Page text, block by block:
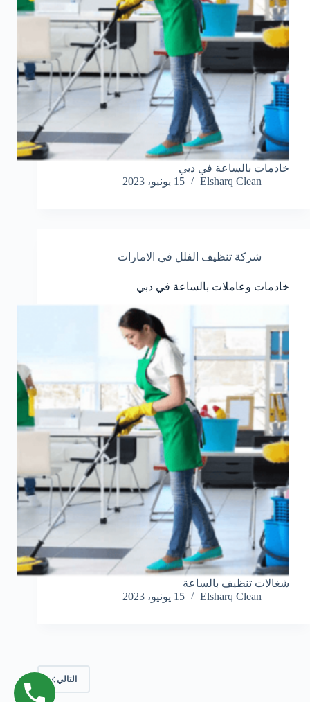
خادمات بالساعة في دبي
Elsharq Clean
15 يونيو، 2023
شركة تنظيف الفلل في الامارات
خادمات وعاملات بالساعة في دبي
شغالات تنظيف بالساعة
Elsharq Clean
15 يونيو، 2023
التالي